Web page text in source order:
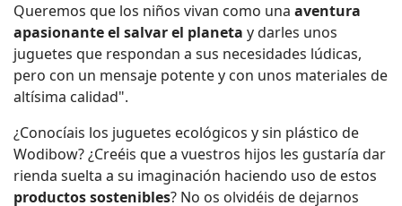
Queremos que los niños vivan como una aventura
apasionante el salvar el planeta y darles unos
juguetes que respondan a sus necesidades lúdicas,
pero con un mensaje potente y con unos materiales de
altísima calidad".
¿Conocíais los juguetes ecológicos y sin plástico de
Wodibow? ¿Creéis que a vuestros hijos les gustaría dar
rienda suelta a su imaginación haciendo uso de estos
productos sostenibles? No os olvidéis de dejarnos